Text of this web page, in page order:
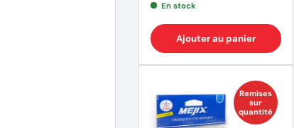
En stock
Ajouter au panier
Remises
sur
quantité